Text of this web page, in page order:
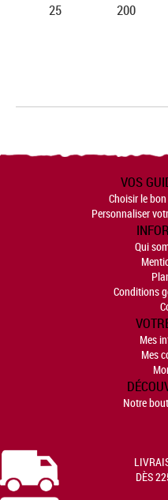
25 200
VOS
Choisir le
Personnaliser
Qui
Conditions
Mes
Mes
Notre
DÈS